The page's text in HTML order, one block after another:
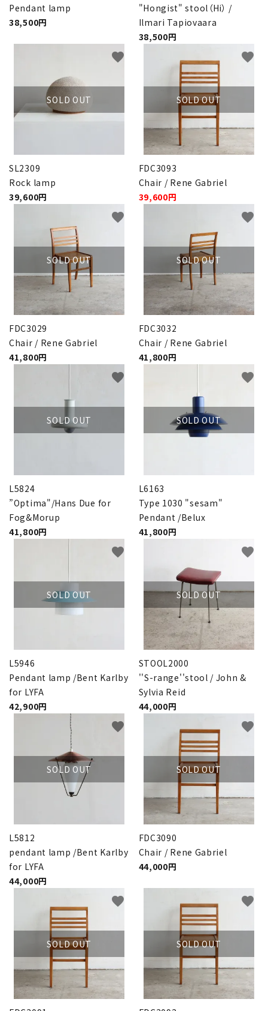
Pendant lamp
38,500円
"Hongist" stool（Hi） /
Ilmari Tapiovaara
38,500円
SOLD OUT
SL2309
Rock lamp
39,600円
favorite
SOLD OUT
FDC3093
Chair / Rene Gabriel
39,600円
favorite
SOLD OUT
FDC3029
Chair / Rene Gabriel
41,800円
favorite
SOLD OUT
FDC3032
Chair / Rene Gabriel
41,800円
favorite
SOLD OUT
L5824
”Optima"/Hans Due for
Fog&Morup
41,800円
favorite
SOLD OUT
L6163
Type 1030 "sesam"
Pendant /Belux
41,800円
favorite
SOLD OUT
L5946
Pendant lamp /Bent Karlby
for LYFA
42,900円
favorite
SOLD OUT
STOOL2000
''S-range''stool / John &
Sylvia Reid
44,000円
favorite
SOLD OUT
L5812
pendant lamp /Bent Karlby
for LYFA
44,000円
favorite
SOLD OUT
FDC3090
Chair / Rene Gabriel
44,000円
favorite
SOLD OUT
favorite
SOLD OUT
favorite